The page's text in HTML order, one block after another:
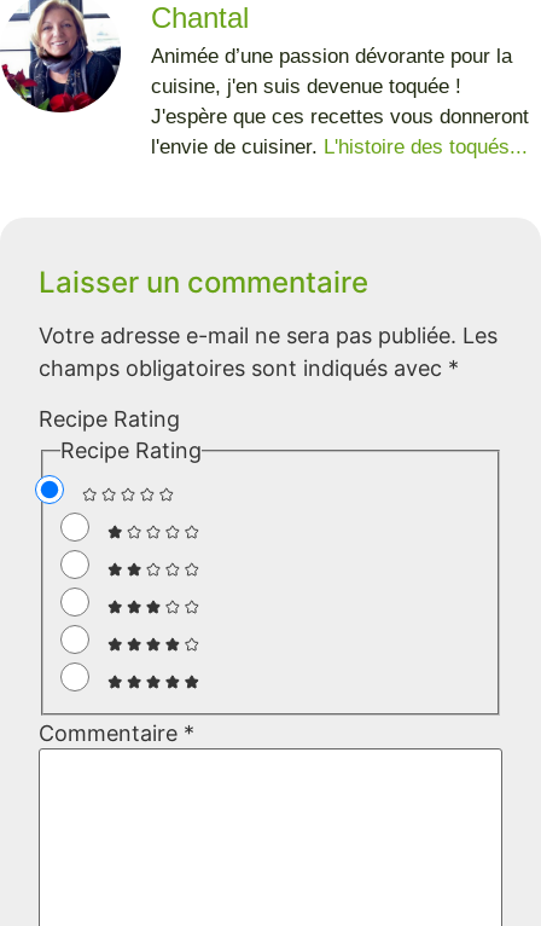
Chantal
Animée d’une passion dévorante pour la
cuisine, j'en suis devenue toquée !
J'espère que ces recettes vous donneront
l'envie de cuisiner. L'histoire des toqués...
Laisser un commentaire
Votre adresse e-mail ne sera pas publiée. Les
champs obligatoires sont indiqués avec *
Recipe Rating
Recipe Rating
Commentaire *